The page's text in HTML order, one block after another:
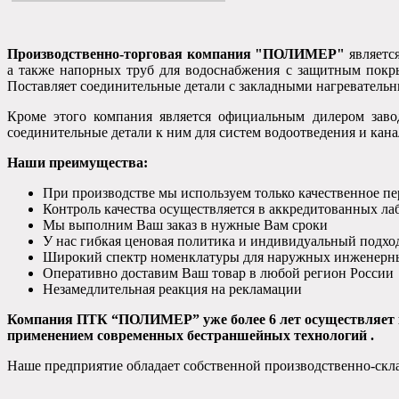
Производственно-торговая компания "ПОЛИМЕР"
а также напорных труб для водоснабжения с защитным
Поставляет соединительные детали с закладными
Кроме этого компания является официальным дилером
соединительные детали к ним для систем водоотведения и
Наши преимущества:
При производстве мы используем только качественное
Контроль качества осуществляется в аккредитованных
Мы выполним Ваш заказ в нужные Вам сроки
У нас гибкая ценовая политика и индивидуальный
Широкий спектр номенклатуры для наружных
Оперативно доставим Ваш товар в любой регион России
Незамедлительная реакция на рекламации
Компания ПТК “ПОЛИМЕР” уже более 6 лет осуществляет
применением современных бестраншейных технологий .
Наше предприятие обладает собственной производственно-